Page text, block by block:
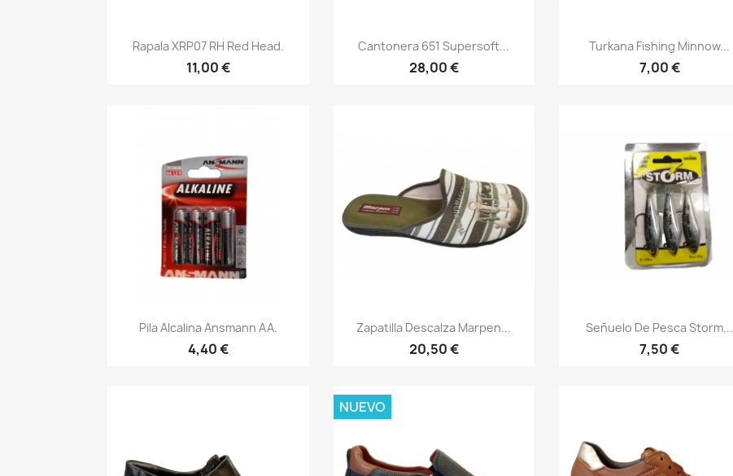
Vista rápida
Rapala XRP07 RH Red Head.
11,00 €
Vista rápida
Cantonera 651 Supersoft...
28,00 €
Vista rápida
Turkana Fishing Minnow...
7,00 €
Vista rápida
Pila Alcalina Ansmann AA.
4,40 €
Vista rápida
Zapatilla Descalza Marpen...
20,50 €
Vista rápida
Señuelo De Pesca Storm...
7,50 €
NUEVO